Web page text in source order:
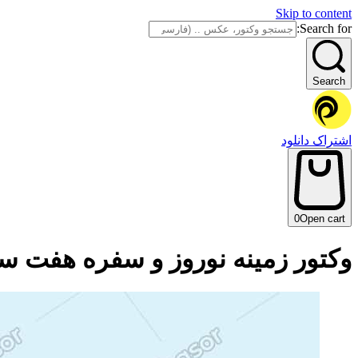
Skip to content
Search for:
Search
اشتراک دانلود
0Open cart
وکتور زمینه نوروز و سفره هفت